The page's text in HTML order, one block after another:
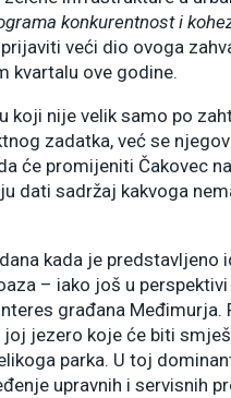
konkurentnost i
veći dio ovoga
kvartalu ove godine.
koji nije velik samo po
zadatka, već se
će promijeniti Čakovec
dati sadržaj kakvoga
kada je predstavljeno
– iako još u perspektivi
građana Međimurja.
jezero koje će biti
parka. U toj
upravnih i servisnih